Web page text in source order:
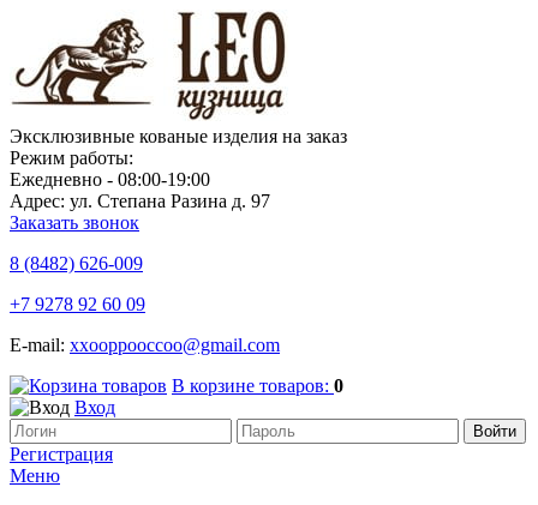
Эксклюзивные кованые изделия на заказ
Режим работы:
Ежедневно - 08:00-19:00
Адрес: ул. Степана Разина д. 97
Заказать звонок
8 (8482) 626-009
+7 9278 92 60 09
E-mail: xxooppooccoo@gmail.com
В корзине товаров: 0
Вход
Регистрация
Меню